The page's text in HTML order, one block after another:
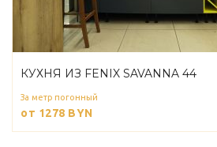
КУХНЯ ИЗ FENIX SAVANNA 44
За метр погонный
от 1278 BYN